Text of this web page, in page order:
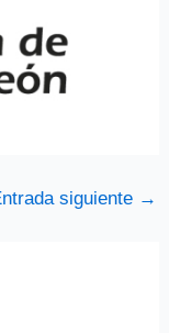
siguiente →